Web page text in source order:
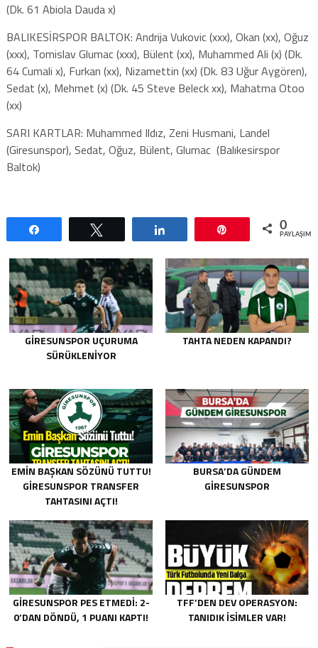
(Dk. 61 Abiola Dauda x)
BALIKESİRSPOR BALTOK: Andrija Vukovic (xxx), Okan (xx), Oğuz
(xxx), Tomislav Glumac (xxx), Bülent (xx), Muhammed Ali (x) (Dk.
64 Cumali x), Furkan (xx), Nizamettin (xx) (Dk. 83 Uğur Aygören),
Sedat (x), Mehmet (x) (Dk. 45 Steve Beleck xx), Mahatma Otoo
(xx)
SARI KARTLAR: Muhammed Ildız, Zeni Husmani, Landel
(Giresunspor), Sedat, Oğuz, Bülent, Glumac (Balıkesirspor
Baltok)
0
GIRESUNSPOR UÇURUMA
SÜRÜKLENIYOR
TAHTA NEDEN KAPANDI?
EMIN BAŞKAN SÖZÜNÜ TUTTU!
GIRESUNSPOR TRANSFER
TAHTASINI AÇTI!
BURSA’DA GÜNDEM
GIRESUNSPOR
GIRESUNSPOR PES ETMEDI: 2-
0’DAN DÖNDÜ, 1 PUANI KAPTI!
TFF’DEN DEV OPERASYON:
TANIDIK İSIMLER VAR!